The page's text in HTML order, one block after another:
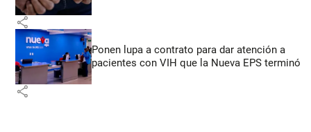
share
Ponen lupa a contrato para dar atención a
pacientes con VIH que la Nueva EPS terminó
share